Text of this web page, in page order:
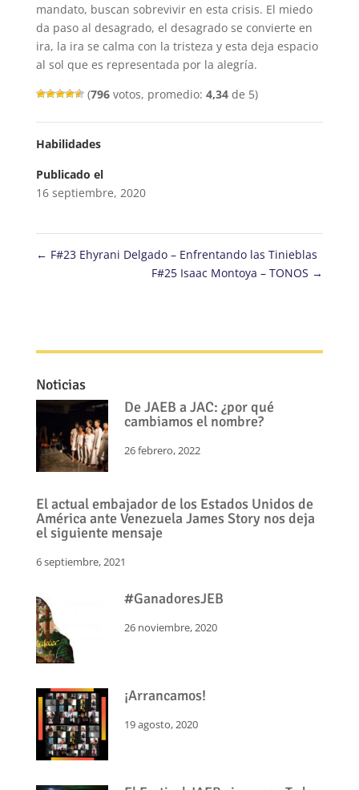
mandato, buscan sobrevivir en esta crisis. El miedo
da paso al desagrado, el desagrado se convierte en
ira, la ira se calma con la tristeza y esta deja espacio
al sol que es representada por la alegría.
(796votos, promedio: 4,34de 5)
Habilidades
Publicado el
16 septiembre, 2020
← F#23 Ehyrani Delgado – Enfrentando las Tinieblas
F#25 Isaac Montoya – TONOS →
Noticias
De JAEB a JAC: ¿por qué
cambiamos el nombre?
26 febrero, 2022
El actual embajador de los Estados Unidos de
América ante Venezuela James Story nos deja
el siguiente mensaje
6 septiembre, 2021
#GanadoresJEB
26 noviembre, 2020
¡Arrancamos!
19 agosto, 2020